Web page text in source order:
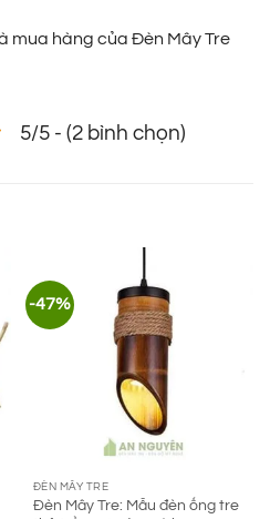
mua hàng của Đèn Mây Tre
5/5 - (2 bình chọn)
-47%
ĐÈN MÂY TRE
Đèn Mây Tre: Mẫu đèn ống tre